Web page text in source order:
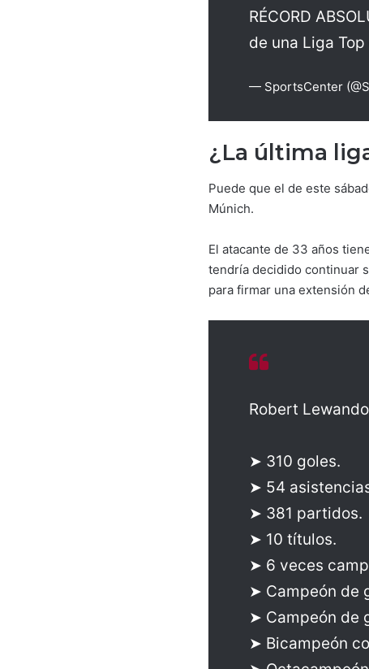
RÉCORD
de una Liga Top
— SportsCenter
¿La última
Puede que el de este
Múnich.
El atacante de 33 años
tendría decidido continuar
para firmar una extensión
Robert
➤ 310 goles.
➤ 54
➤ 381 partidos.
➤ 10 títulos.
➤ 6 veces
➤ Campeón de
➤ Campeón de
➤ Bicampeón